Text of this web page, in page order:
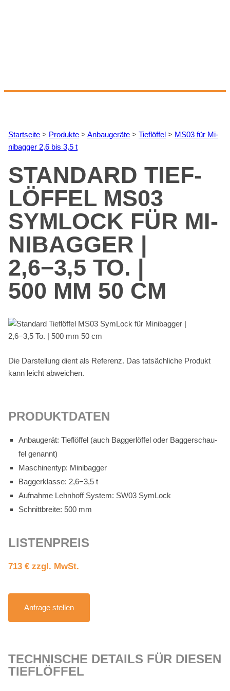
Start­sei­te > Pro­duk­te > An­bau­ge­rä­te > Tief­löf­fel > MS03 für Mi­
ni­bag­ger 2,6 bis 3,5 t
STAN­DARD TIEF­
LÖF­FEL MS03
SYM­LOCK FÜR MI­
NI­BAG­GER |
2,6−3,5 TO. |
500 MM 50 CM
Die Dar­stel­lung dient als Re­fe­renz. Das tat­säch­li­che Pro­dukt
kann leicht ab­wei­chen.
PRO­DUKT­DA­TEN
An­bau­ge­rät: Tief­löf­fel (auch Bag­ger­löf­fel oder Bag­ger­schau­
fel ge­nannt)
Ma­schi­nen­typ: Mi­ni­bag­ger
Bag­ger­klas­se: 2,6−3,5 t
Auf­nah­me Lehn­hoff Sys­tem: SW03 Sym­Lock
Schnitt­brei­te: 500 mm
LIS­TEN­PREIS
713 € zzgl. MwSt.
An­fra­ge stel­len
TECH­NI­SCHE DE­TAILS FÜR DIE­SEN
TIEF­LÖF­FEL